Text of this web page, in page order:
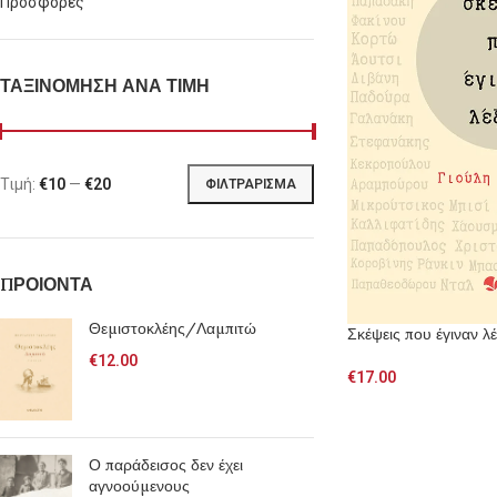
ΤΑΞΙΝΟΜΗΣΗ ΑΝΑ ΤΙΜΗ
ΦΙΛΤΡΆΡΙΣΜΑ
Τιμή: €10 — €20
ΠΡΟΙΟΝΤΑ
Θεμιστοκλέης/Λαμπιτώ
€12.00
Ο παράδεισος δεν έχει
αγνοούμενους
Σκέψεις που έγιναν
€17.00